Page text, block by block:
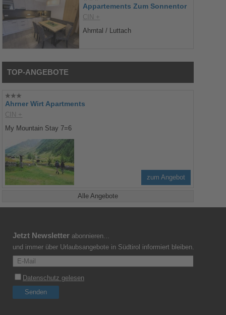
Appartements Zum Sonnentor
CIN +
Ahrntal / Luttach
TOP-ANGEBOTE
Ahrner Wirt Apartments
CIN +
My Mountain Stay 7=6
zum Angebot
Alle Angebote
Jetzt Newsletter abonnieren...
und immer über Urlaubsangebote in Südtirol informiert bleiben.